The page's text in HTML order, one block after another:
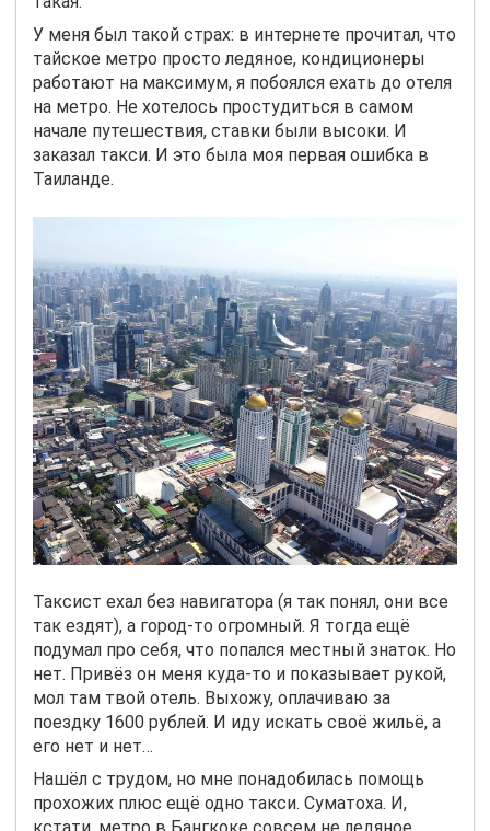
У меня был такой страх: в интернете прочитал, что
тайское метро просто ледяное, кондиционеры
работают на максимум, я побоялся ехать до отеля
на метро. Не хотелось простудиться в самом
начале путешествия, ставки были высоки. И
заказал такси. И это была моя первая ошибка в
Таиланде.
Таксист ехал без навигатора (я так понял, они все
так ездят), а город-то огромный. Я тогда ещё
подумал про себя, что попался местный знаток. Но
нет. Привёз он меня куда-то и показывает рукой,
мол там твой отель. Выхожу, оплачиваю за
поездку 1600 рублей. И иду искать своё жильё, а
его нет и нет…
Нашёл с трудом, но мне понадобилась помощь
прохожих плюс ещё одно такси. Суматоха. И,
кстати, метро в Бангкоке совсем не ледяное,